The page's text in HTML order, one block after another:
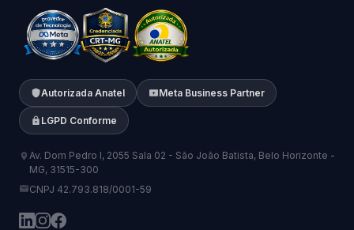
Autorizada Anatel Meta Business Partner
LGPD Conforme
Av. Dom Pedro I, 2055 Sala 02 - São João Batista, Belo Horizonte -
MG, 31515-300
CNPJ 42.793.818/0001-59